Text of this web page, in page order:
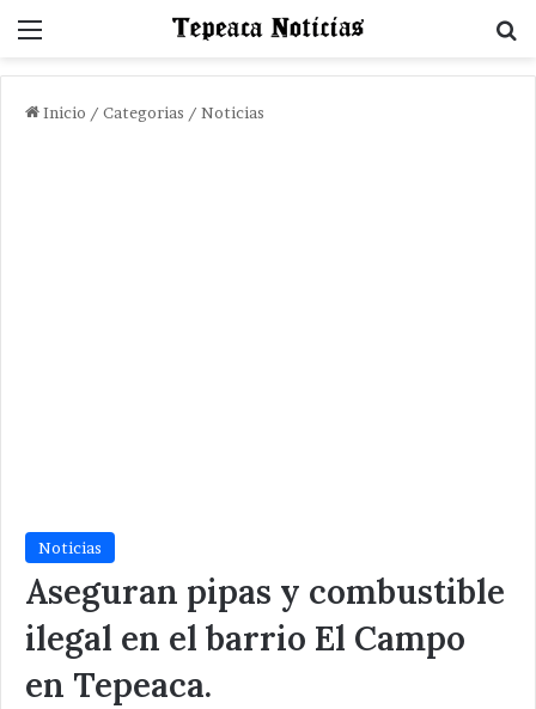
Menu
Inicio / Categorias / Noticias
Noticias
Aseguran pipas y combustible
ilegal en el barrio El Campo
en Tepeaca.